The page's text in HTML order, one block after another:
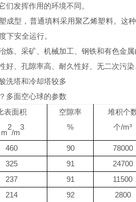
们发挥作用的环境不同。
成型，普通填料采用聚乙烯塑料。这
下安全运行。
炼、采矿、机械加工、钢铁和有色金
好、孔隙率高、耐久性好、无二次污
洗塔和冷却塔较多
多面空心球的参数
表面积
m
2
/m
3
空隙率
%
堆积个
个/m³
460 90 78000
325 91 24700
237 91 11500
214 92 2800